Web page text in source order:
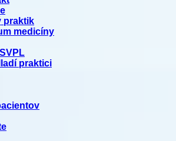
praktik
medicíny
praktici